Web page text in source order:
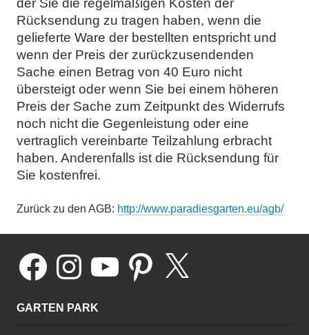
der Sie die regelmäßigen Kosten der
Rücksendung zu tragen haben, wenn die
gelieferte Ware der bestellten entspricht und
wenn der Preis der zurückzusendenden
Sache einen Betrag von 40 Euro nicht
übersteigt oder wenn Sie bei einem höheren
Preis der Sache zum Zeitpunkt des Widerrufs
noch nicht die Gegenleistung oder eine
vertraglich vereinbarte Teilzahlung erbracht
haben. Anderenfalls ist die Rücksendung für
Sie kostenfrei.
Zurück zu den AGB: http://www.paradiesgarten.eu/agb/
FacebookInstagramYouTubePinterestX
GARTEN PARK